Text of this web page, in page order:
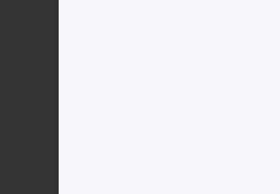
باتری در مقیاس شهرداری
اعتباری کافی ندارند